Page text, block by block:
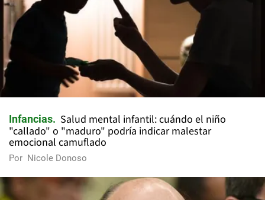
Infancias
Salud mental infantil: cuándo el niño
"callado" o "maduro" podría indicar malestar
emocional camuflado
Por Nicole Donoso